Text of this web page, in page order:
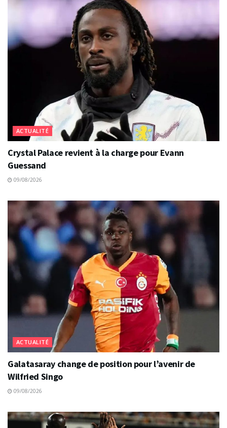
ACTUALITÉ
Crystal Palace revient à la charge pour Evann
Guessand
09/08/2026
ACTUALITÉ
Galatasaray change de position pour l’avenir de
Wilfried Singo
09/08/2026